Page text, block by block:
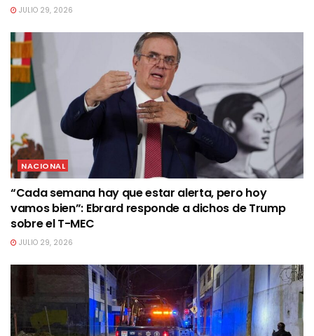
JULIO 29, 2026
NACIONAL
“Cada semana hay que estar alerta, pero hoy
vamos bien”: Ebrard responde a dichos de Trump
sobre el T-MEC
JULIO 29, 2026